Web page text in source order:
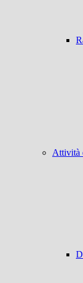
Attività